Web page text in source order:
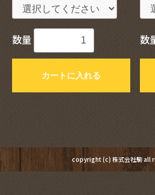
数量
カートに入れる
数
copyright (c) 株式会社駒 all